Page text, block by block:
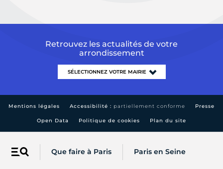
Menu Que faire à Paris Paris en Seine
Retrouvez les actualités de votre
arrondissement
Mentions légales Accessibilité : partiellement conforme Presse
Open Data Politique de cookies Plan du site